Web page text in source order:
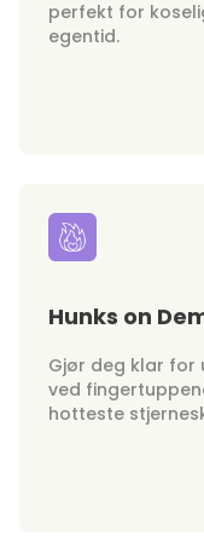
perfekt for
egentid.
Hunks on
Gjør deg klar for
ved
hotteste